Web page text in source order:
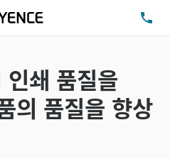
쇄 품질을
의 품질을 향상